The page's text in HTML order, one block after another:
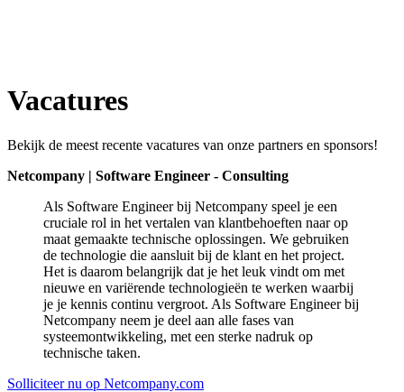
Vacatures
Bekijk de meest recente vacatures van onze partners en sponsors!
Netcompany | Software Engineer - Consulting
Als Software Engineer bij Netcompany speel je een
cruciale rol in het vertalen van klantbehoeften naar op
maat gemaakte technische oplossingen. We gebruiken
de technologie die aansluit bij de klant en het project.
Het is daarom belangrijk dat je het leuk vindt om met
nieuwe en variërende technologieën te werken waarbij
je je kennis continu vergroot. Als Software Engineer bij
Netcompany neem je deel aan alle fases van
systeemontwikkeling, met een sterke nadruk op
technische taken.
Solliciteer nu op Netcompany.com